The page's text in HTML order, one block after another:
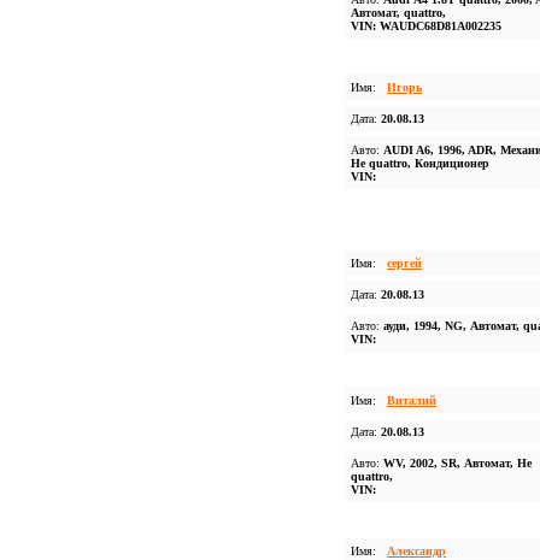
Автомат, quattro,
VIN: WAUDC68D81A002235
Имя: Игорь
Дата: 20.08.13
Авто: AUDI A6, 1996, ADR,
Не quattro, Кондиционер
VIN:
Имя: сергей
Дата: 20.08.13
Авто: ауди, 1994, NG, Автомат,
VIN:
Имя: Виталий
Дата: 20.08.13
Авто: WV, 2002, SR, Автомат, Не
quattro,
VIN:
Имя: Александр